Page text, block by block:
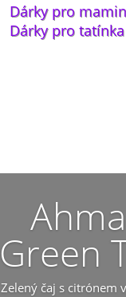
Dárky pro
Dárky pro tatínka
Green
Zelený čaj s citrónem